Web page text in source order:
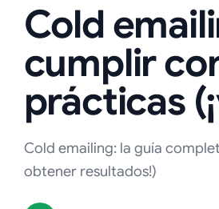
Cold
cumplir
prácticas
Cold emailing: la guía
obtener resultados!)